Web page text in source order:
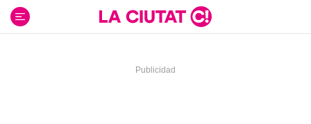
contenido